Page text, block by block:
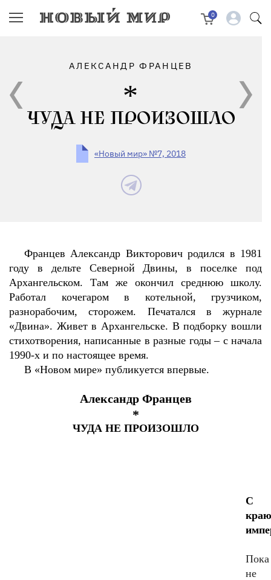
0
АЛЕКСАНДР ФРАНЦЕВ
ЧУДА НЕ ПРОИЗОШЛО
«Новый мир» №7, 2018
Францев Александр Викторович родился в 1981
году в дельте Северной Двины, в поселке под
Архангельском. Там же окончил среднюю школу.
Работал кочегаром в котельной, грузчиком,
разнорабочим, сторожем. Печатался в журнале
«Двина». Живет в Архангельске. В подборку вошли
стихотворения, написанные в разные годы – с начала
1990-х и по настоящее время.
В «Новом мире» публикуется впервые.
Александр Францев
*
ЧУДА НЕ ПРОИЗОШЛО
С
Пока
не